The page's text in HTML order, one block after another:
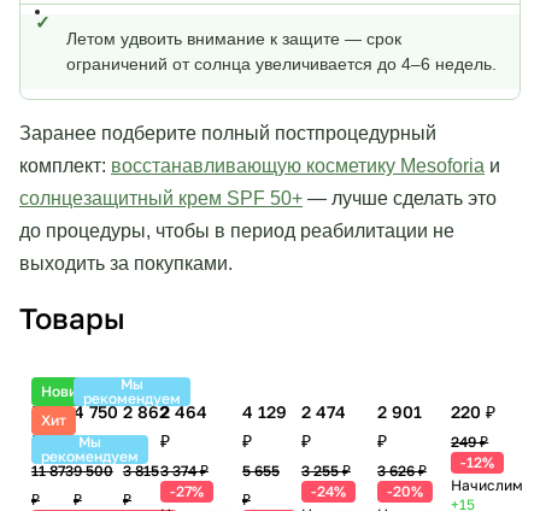
Летом удвоить внимание к защите — срок
ограничений от солнца увеличивается до 4–6 недель.
Заранее подберите полный постпроцедурный
комплект: восстанавливающую косметику Mesoforia и
солнцезащитный крем SPF 50+ — лучше сделать это
до процедуры, чтобы в период реабилитации не
выходить за покупками.
Товары
Новинка
Хит
Мы
рекомендуем
5 581
₽
11 873
₽
Мы
рекомендуем
4 750
₽
9 500
₽
2 862
₽
3 815
₽
2 464
₽
3 374 ₽
-27%
4 129
₽
5 655
₽
2 474
₽
3 255 ₽
-24%
2 901
₽
3 626 ₽
-20%
220 ₽
249 ₽
-12%
Начислим
+15